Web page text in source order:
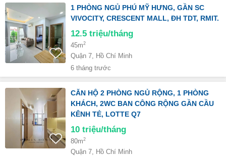
1 PHÒNG NGỦ PHÚ MỸ HƯNG, GẦN SC
VIVOCITY, CRESCENT MALL, ĐH TDT, RMIT.
12.5 triệu/tháng
45m2
Quận 7, Hồ Chí Minh
6 tháng trước
CĂN HỘ 2 PHÒNG NGỦ RỘNG, 1 PHÒNG
KHÁCH, 2WC BAN CÔNG RỘNG GẦN CẦU
KÊNH TẺ, LOTTE Q7
10 triệu/tháng
80m2
Quận 7, Hồ Chí Minh